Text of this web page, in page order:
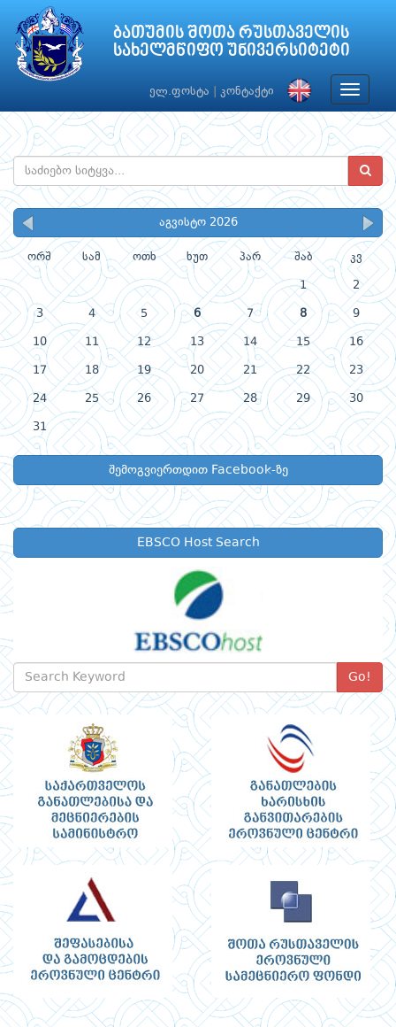
ბათუმის შოთა რუსთაველის
სახელმწიფო უნივერსიტეტი
ელ.ფოსტა კონტაქტი
Toggle
აგვისტო 2026
ორშ სამ ოთხ ხუთ პარ შაბ კვ
1 2
3 4 5 6 7 8 9
10 11 12 13 14 15 16
17 18 19 20 21 22 23
24 25 26 27 28 29 30
31
შემოგვიერთდით Facebook-ზე
EBSCO Host Search
Go!